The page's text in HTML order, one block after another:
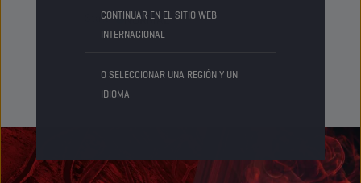
CONTINUAR EN EL SITIO WEB
INTERNACIONAL
O SELECCIONAR UNA REGIÓN Y UN
IDIOMA
Status NORMAL